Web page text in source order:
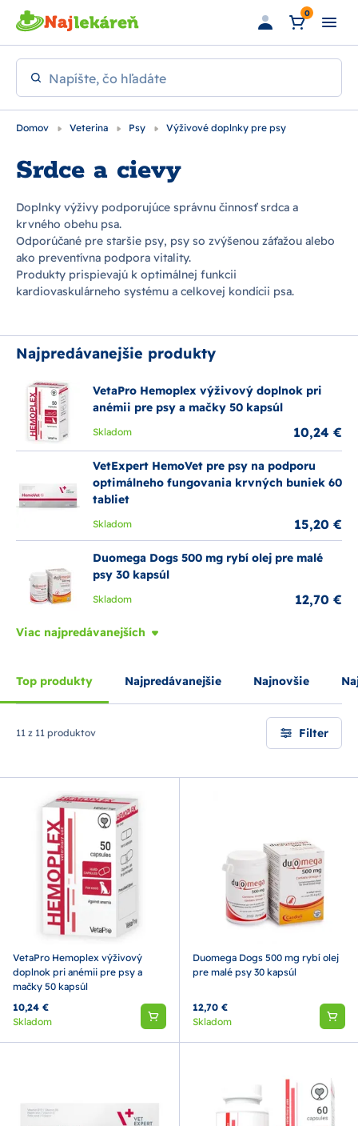
Preskočiť na hlavný obsah 0
Napíšte, čo hľadáte
Domov Veterina Psy Výživové doplnky pre psy
Srdce a cievy
Doplnky výživy podporujúce správnu činnosť srdca a
krvného obehu psa.
Odporúčané pre staršie psy, psy so zvýšenou záťažou alebo
ako preventívna podpora vitality.
Produkty prispievajú k optimálnej funkcii
kardiovaskulárneho systému a celkovej kondícii psa.
Najpredávanejšie produkty
VetaPro Hemoplex výživový doplnok pri
anémii pre psy a mačky 50 kapsúl
Skladom 10,24 €
VetExpert HemoVet pre psy na podporu
optimálneho fungovania krvných buniek 60
tabliet
Skladom 15,20 €
Duomega Dogs 500 mg rybí olej pre malé
psy 30 kapsúl
Skladom 12,70 €
Viac najpredávanejších
Top produkty Najpredávanejšie Najnovšie
11 z 11 produktov Filter
VetaPro Hemoplex výživový
doplnok pri anémii pre psy a
mačky 50 kapsúl
10,24 €
Skladom
Duomega Dogs 500 mg rybí olej
pre malé psy 30 kapsúl
12,70 €
Skladom